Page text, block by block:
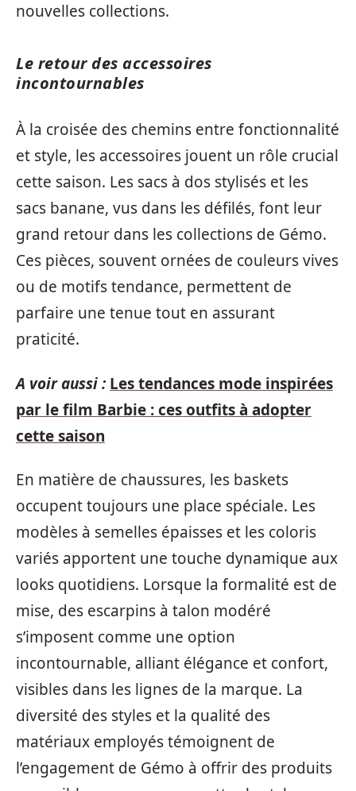
nouvelles collections.
Le retour des accessoires
incontournables
À la croisée des chemins entre fonctionnalité
et style, les accessoires jouent un rôle crucial
cette saison. Les sacs à dos stylisés et les
sacs banane, vus dans les défilés, font leur
grand retour dans les collections de Gémo.
Ces pièces, souvent ornées de couleurs vives
ou de motifs tendance, permettent de
parfaire une tenue tout en assurant
praticité.
A voir aussi : Les tendances mode inspirées
par le film Barbie : ces outfits à adopter
cette saison
En matière de chaussures, les baskets
occupent toujours une place spéciale. Les
modèles à semelles épaisses et les coloris
variés apportent une touche dynamique aux
looks quotidiens. Lorsque la formalité est de
mise, des escarpins à talon modéré
s’imposent comme une option
incontournable, alliant élégance et confort,
visibles dans les lignes de la marque. La
diversité des styles et la qualité des
matériaux employés témoignent de
l’engagement de Gémo à offrir des produits